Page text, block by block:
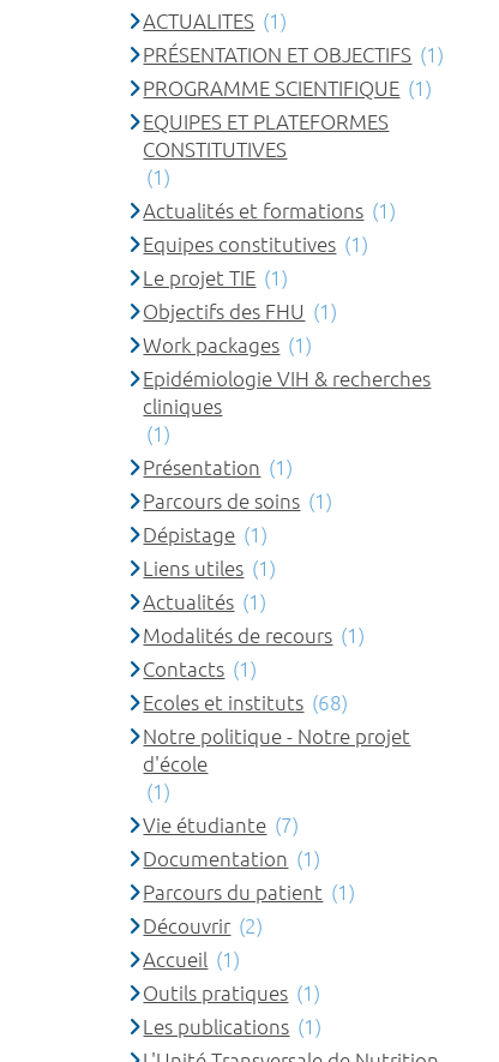
ACTUALITES (1)
PRÉSENTATION ET OBJECTIFS (1)
PROGRAMME SCIENTIFIQUE (1)
EQUIPES ET PLATEFORMES
CONSTITUTIVES
(1)
Actualités et formations (1)
Equipes constitutives (1)
Le projet TIE (1)
Objectifs des FHU (1)
Work packages (1)
Epidémiologie VIH & recherches
cliniques
(1)
Présentation (1)
Parcours de soins (1)
Dépistage (1)
Liens utiles (1)
Actualités (1)
Modalités de recours (1)
Contacts (1)
Ecoles et instituts (68)
Notre politique - Notre projet
d'école
(1)
Vie étudiante (7)
Documentation (1)
Parcours du patient (1)
Découvrir (2)
Accueil (1)
Outils pratiques (1)
Les publications (1)